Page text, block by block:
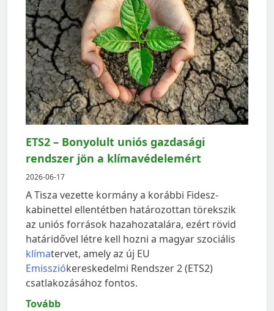
ETS2 – Bonyolult uniós gazdasági
rendszer jön a klímavédelemért
2026-06-17
A Tisza vezette kormány a korábbi Fidesz-
kabinettel ellentétben határozottan törekszik
az uniós források hazahozatalára, ezért rövid
határidővel létre kell hozni a magyar szociális
klímatervet, amely az új EU
Emissziókereskedelmi Rendszer 2 (ETS2)
csatlakozásához fontos.
Tovább